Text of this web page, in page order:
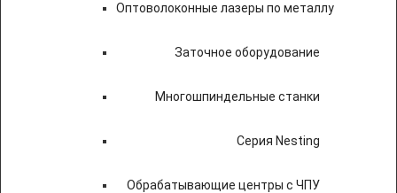
Оптоволоконные лазеры по металлу
Заточное оборудование
Многошпиндельные станки
Серия Nesting
Обрабатывающие центры с ЧПУ